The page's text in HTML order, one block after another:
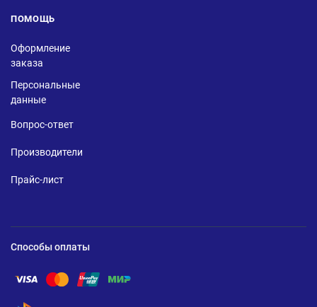
ПОМОЩЬ
Оформление
заказа
Персональные
данные
Вопрос-ответ
Производители
Прайс-лист
Способы оплаты
Помощь по оплате Visa
Помощь по оплате Mastercard
Помощь по оплате UnionPay
Помощь по оплате Мир